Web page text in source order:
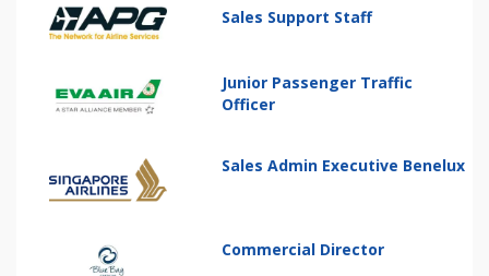
Sales Support Staff
Junior Passenger Traffic
Officer
Sales Admin Executive Benelux
Commercial Director